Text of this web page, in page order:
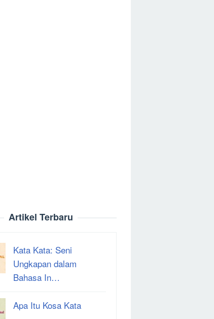
Artikel Terbaru
Kata Kata: Seni
Ungkapan dalam
Bahasa In…
Apa Itu Kosa Kata